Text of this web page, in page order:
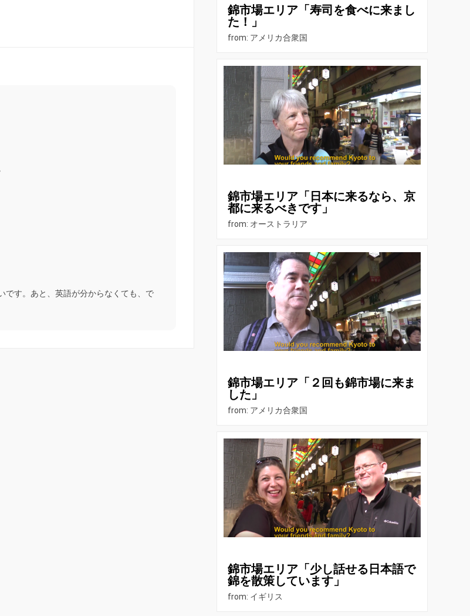
です。あと、英語が分からなくても、で
錦市場エリア「寿司を食べに来まし
た！」
from: アメリカ合衆国
錦市場エリア「日本に来るなら、京
都に来るべきです」
from: オーストラリア
錦市場エリア「２回も錦市場に来ま
した」
from: アメリカ合衆国
錦市場エリア「少し話せる日本語で
錦を散策しています」
from: イギリス